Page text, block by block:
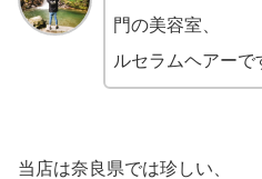
門の美容室、
ルセラムヘアーで
当店は奈良県では珍しい、